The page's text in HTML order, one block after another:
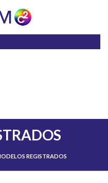
REGISTRADOS